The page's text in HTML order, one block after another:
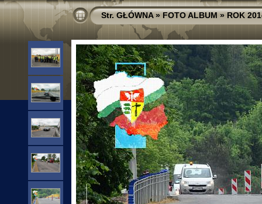
Str. GŁÓWNA»FOTO ALBUM»ROK